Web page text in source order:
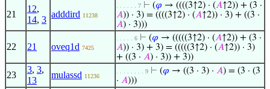
21
12,
14, 3
adddird 11238
. . . . . . 7 ⊢ (𝜑 → ((((3↑2) · (𝐴↑2)) + (3 ·
𝐴)) · 3) = ((((3↑2) · (𝐴↑2)) · 3) + ((3 ·
𝐴) · 3)))
22 21 oveq1d 7425
. . . . . 6 ⊢ (𝜑 → (((((3↑2) · (𝐴↑2)) + (3 ·
𝐴)) · 3) + 3) = (((((3↑2) · (𝐴↑2)) · 3)
+ ((3 · 𝐴) · 3)) + 3))
23
3, 3,
13
mulassd 11236
. . . . . . . . 9 ⊢ (𝜑 → ((3 · 3) · 𝐴) = (3 · (3
· 𝐴)))